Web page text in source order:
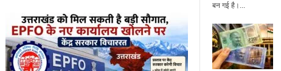
बन गई है।...